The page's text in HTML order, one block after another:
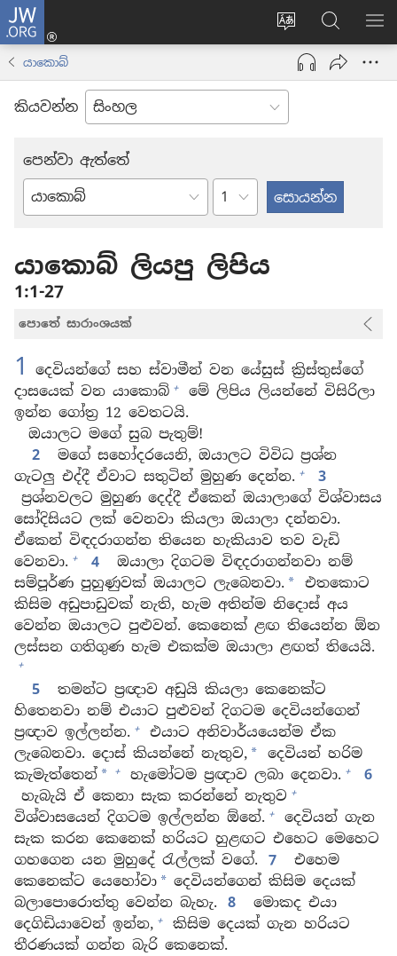
JW.ORG
Change
site
language
ලොගින්
(opens
window)
JW.ORG
වෙබ්
අඩවියෙන්
යාකොබ්
කියවන්න
පෙන්වා ඇත්තේ
බයිබලයේ
පරිච්ඡේදය
යාකොබ් ලියපු ලිපිය
1:1-27
පොතේ සාරාංශයක්
1
දෙවියන්ගේ සහ ස්වාමීන් වන යේසුස් ක්‍රිස්තුස්ගේ
දාසයෙක් වන යාකොබ් +
මේ ලිපිය ලියන්නේ විසිරිලා
ඉන්න ගෝත්‍ර 12 වෙතටයි.
ඔයාලට මගේ සුබ පැතුම්!
2
මගේ සහෝදරයෙනි, ඔයාලට විවිධ ප්‍රශ්න
ගැටලු එද්දී ඒවාට සතුටින් මුහුණ දෙන්න. +
3
ප්‍රශ්නවලට මුහුණ දෙද්දී ඒකෙන් ඔයාලාගේ විශ්වාසය
සෝදිසියට ලක් වෙනවා කියලා ඔයාලා දන්නවා.
ඒකෙන් විඳදරාගන්න තියෙන හැකියාව තව වැඩි
වෙනවා. + 4
ඔයාලා දිගටම විඳදරාගන්නවා නම්
සම්පූර්ණ පුහුණුවක් ඔයාලට ලැබෙනවා. * එතකොට
කිසිම අඩුපාඩුවක් නැති, හැම අතින්ම නිදොස් අය
වෙන්න ඔයාලට පුළුවන්. කෙනෙක් ළඟ තියෙන්න ඕන
ලස්සන ගතිගුණ හැම එකක්ම ඔයාලා ළඟත් තියෙයි.
+
5
තමන්ට ප්‍රඥාව අඩුයි කියලා කෙනෙක්ට
හිතෙනවා නම් එයාට පුළුවන් දිගටම දෙවියන්ගෙන්
ප්‍රඥාව ඉල්ලන්න. +
එයාට අනිවාර්යයෙන්ම ඒක
ලැබෙනවා. දොස් කියන්නේ නැතුව, * දෙවියන් හරිම
කැමැත්තෙන් * + හැමෝටම ප්‍රඥාව ලබා දෙනවා. +
6
හැබැයි ඒ කෙනා සැක කරන්නේ නැතුව +
විශ්වාසයෙන් දිගටම ඉල්ලන්න ඕනේ. +
දෙවියන් ගැන
සැක කරන කෙනෙක් හරියට හුළඟට එහෙට මෙහෙට
ගහගෙන යන මුහුදේ රැල්ලක් වගේ.
7
එහෙම
කෙනෙක්ට යෙහෝවා * දෙවියන්ගෙන් කිසිම දෙයක්
බලාපොරොත්තු වෙන්න බැහැ.
8
මොකද එයා
දෙගිඩියාවෙන් ඉන්න, +
කිසිම දෙයක් ගැන හරියට
තීරණයක් ගන්න බැරි කෙනෙක්.